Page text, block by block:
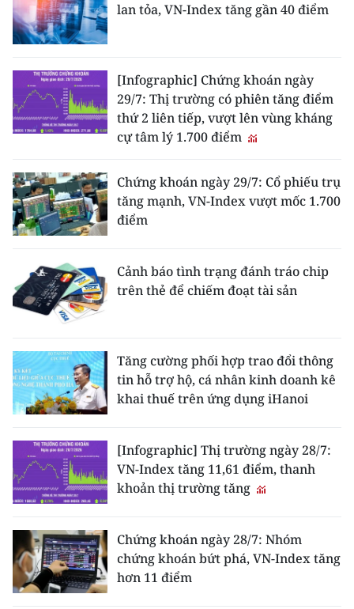
lan tỏa, VN-Index tăng gần 40 điểm
[Infographic] Chứng khoán ngày
29/7: Thị trường có phiên tăng điểm
thứ 2 liên tiếp, vượt lên vùng kháng
cự tâm lý 1.700 điểm
Chứng khoán ngày 29/7: Cổ phiếu trụ
tăng mạnh, VN-Index vượt mốc 1.700
điểm
Cảnh báo tình trạng đánh tráo chip
trên thẻ để chiếm đoạt tài sản
Tăng cường phối hợp trao đổi thông
tin hỗ trợ hộ, cá nhân kinh doanh kê
khai thuế trên ứng dụng iHanoi
[Infographic] Thị trường ngày 28/7:
VN-Index tăng 11,61 điểm, thanh
khoản thị trường tăng
Chứng khoán ngày 28/7: Nhóm
chứng khoán bứt phá, VN-Index tăng
hơn 11 điểm